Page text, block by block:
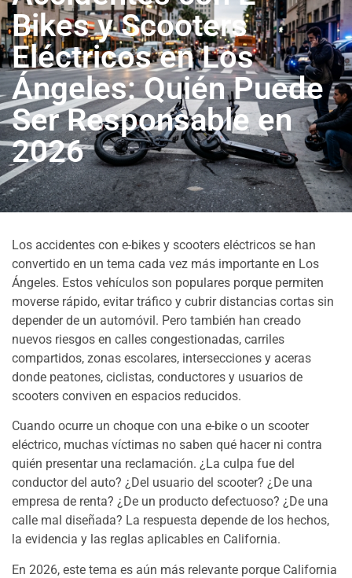
Bikes y Scooters
Eléctricos en Los
Ángeles: Quién Puede
Ser Responsable en
2026
Los accidentes con e-bikes y scooters eléctricos se han
convertido en un tema cada vez más importante en Los
Ángeles. Estos vehículos son populares porque permiten
moverse rápido, evitar tráfico y cubrir distancias cortas sin
depender de un automóvil. Pero también han creado
nuevos riesgos en calles congestionadas, carriles
compartidos, zonas escolares, intersecciones y aceras
donde peatones, ciclistas, conductores y usuarios de
scooters conviven en espacios reducidos.
Cuando ocurre un choque con una e-bike o un scooter
eléctrico, muchas víctimas no saben qué hacer ni contra
quién presentar una reclamación. ¿La culpa fue del
conductor del auto? ¿Del usuario del scooter? ¿De una
empresa de renta? ¿De un producto defectuoso? ¿De una
calle mal diseñada? La respuesta depende de los hechos,
la evidencia y las reglas aplicables en California.
En 2026, este tema es aún más relevante porque California